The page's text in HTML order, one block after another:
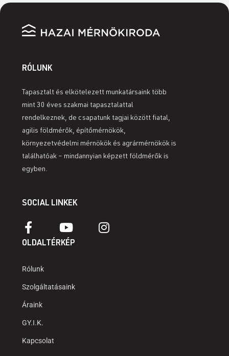
RÓLUNK
Tapasztalt és elkötelezett munkatársaink több
mint 30 éves szakmai tapasztalattal
rendelkeznek, de csapatunk tagjai között fiatal,
agilis földmérők, építőmérnökök,
környezetvédelmi mérnökök és agrármérnökök is
találhatóak – mindannyian képzett földmérők is
egyben.
SOCIAL LINKEK
OLDALTÉRKÉP
Rólunk
Szolgáltatásaink
Áraink
GY.I.K.
Kapcsolat